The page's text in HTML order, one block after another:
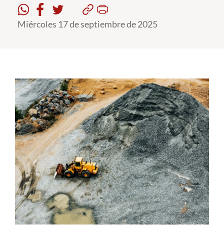
Admisión
Formación Continua
Estudiantes
Académicos
Funcionarios
Alumni
English
Miércoles 17 de septiembre de 2025